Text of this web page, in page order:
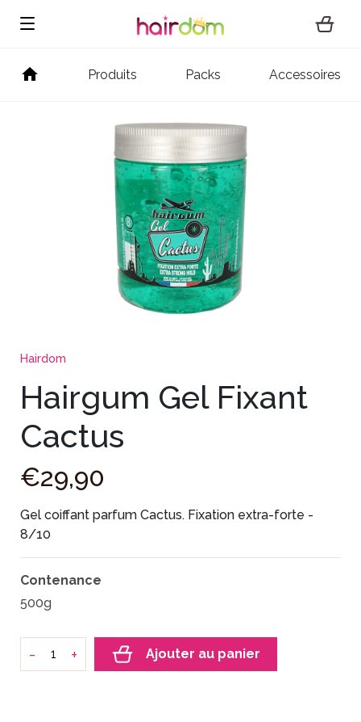
Produits Packs Accessoires
Hairdom
Hairgum Gel Fixant
Cactus
€29,90
Gel coiffant parfum Cactus. Fixation extra-forte -
8/10
Contenance
500g
+
- Ajouter au panier